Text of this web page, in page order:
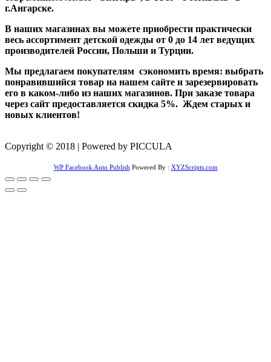
г.Ангарске.
В наших магазинах вы можете приобрести практически
весь ассортимент детской одежды от 0 до 14 лет ведущих
производителей России, Польши и Турции.
Мы предлагаем покупателям сэкономить время: выбрать
понравившийся товар на нашем сайте и зарезервировать
его в каком-либо из наших магазинов. При заказе товара
через сайт предоставляется скидка 5%. Ждем старых и
новых клиентов!
Copyright © 2018 | Powered by PICCULA
WP Facebook Auto Publish Powered By : XYZScripts.com